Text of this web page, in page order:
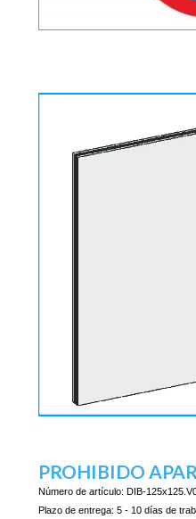
PROHIBIDO
Número de artículo: DIB-
Plazo de entrega: 5 - 10 días de